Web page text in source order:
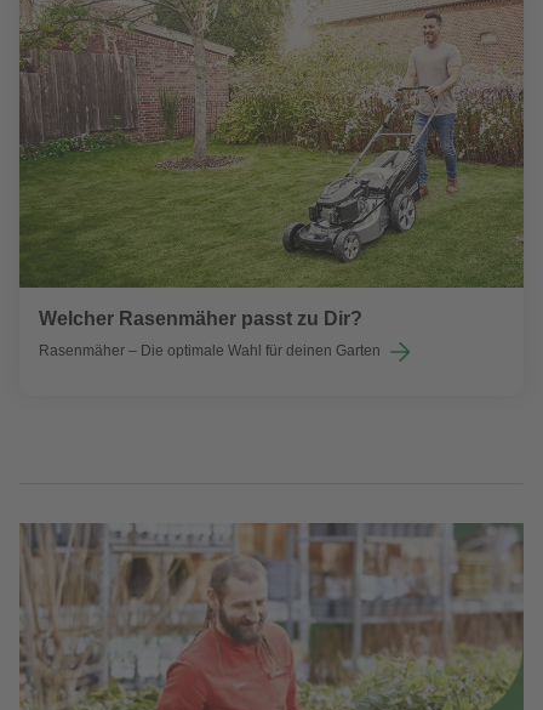
Welcher Rasenmäher passt zu Dir?
Rasenmäher – Die optimale Wahl für deinen Garten